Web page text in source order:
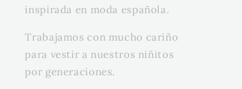
inspirada en moda española.
Trabajamos con mucho cariño
para vestir a nuestros niñitos
por generaciones.